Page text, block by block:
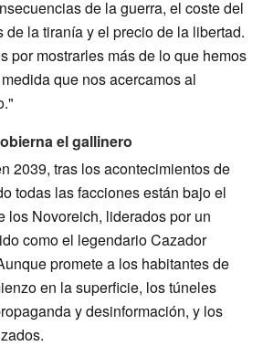
de la guerra, el coste del
de la tiranía y el precio de la libertad.
por mostrarles más de lo que hemos
que nos acercamos al
el gallinero
2039, tras los acontecimientos de
todas las facciones están bajo el
los Novoreich, liderados por un
como el legendario Cazador
promete a los habitantes de
en la superficie, los túneles
y desinformación, y los